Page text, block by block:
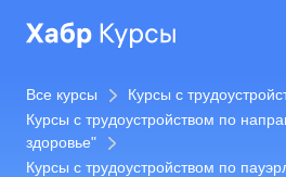
Все курсы
Курсы с
Курсы с трудоустройством по
здоровье"
Курсы с трудоустройством по